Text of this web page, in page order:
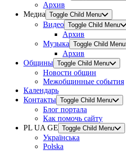
Архив
Медиа Toggle Child Menu
Видео Toggle Child Menu
Архив
Музыка Toggle Child Menu
Архив
Общины Toggle Child Menu
Новости общин
Межобщинные события
Календарь
Контакты Toggle Child Menu
Блог портала
Как помочь сайту
PL UA GE Toggle Child Menu
Українська
Polska